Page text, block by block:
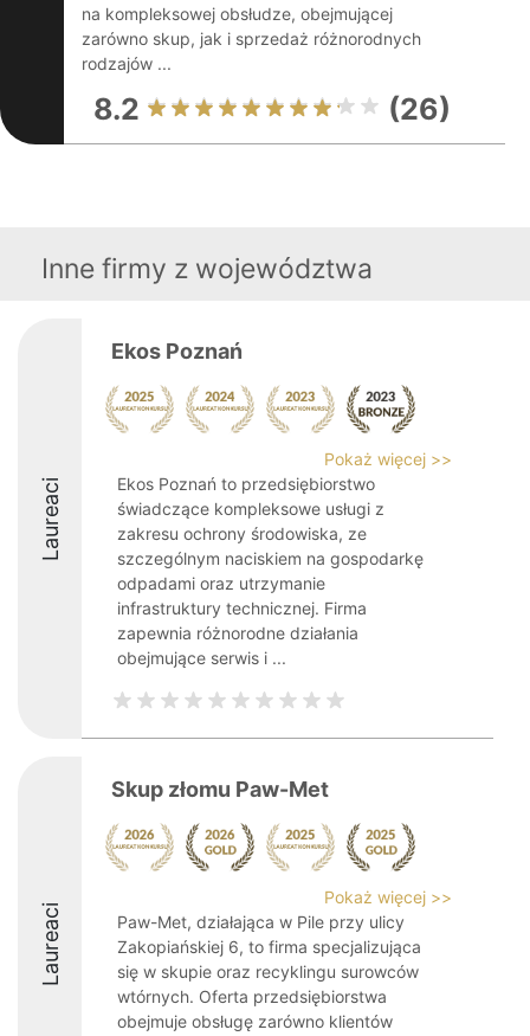
na kompleksowej obsłudze, obejmującej
zarówno skup, jak i sprzedaż różnorodnych
rodzajów ...
8.2 (26)
Inne firmy z województwa
Laureaci
Ekos Poznań
Pokaż więcej >>
Ekos Poznań to przedsiębiorstwo
świadczące kompleksowe usługi z
zakresu ochrony środowiska, ze
szczególnym naciskiem na gospodarkę
odpadami oraz utrzymanie
infrastruktury technicznej. Firma
zapewnia różnorodne działania
obejmujące serwis i ...
Laureaci
Skup złomu Paw-Met
Pokaż więcej >>
Paw-Met, działająca w Pile przy ulicy
Zakopiańskiej 6, to firma specjalizująca
się w skupie oraz recyklingu surowców
wtórnych. Oferta przedsiębiorstwa
obejmuje obsługę zarówno klientów